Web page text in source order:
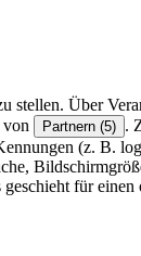
stellen. Über
Partnern (5) .
(z. B.
für einen